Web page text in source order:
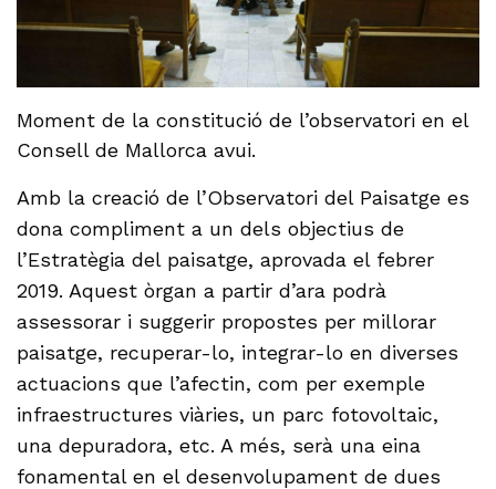
Moment de la constitució de l’observatori en el
Consell de Mallorca avui.
Amb la creació de l’Observatori del Paisatge es
dona compliment a un dels objectius de
l’Estratègia del paisatge, aprovada el febrer
2019. Aquest òrgan a partir d’ara podrà
assessorar i suggerir propostes per millorar
paisatge, recuperar-lo, integrar-lo en diverses
actuacions que l’afectin, com per exemple
infraestructures viàries, un parc fotovoltaic,
una depuradora, etc. A més, serà una eina
fonamental en el desenvolupament de dues